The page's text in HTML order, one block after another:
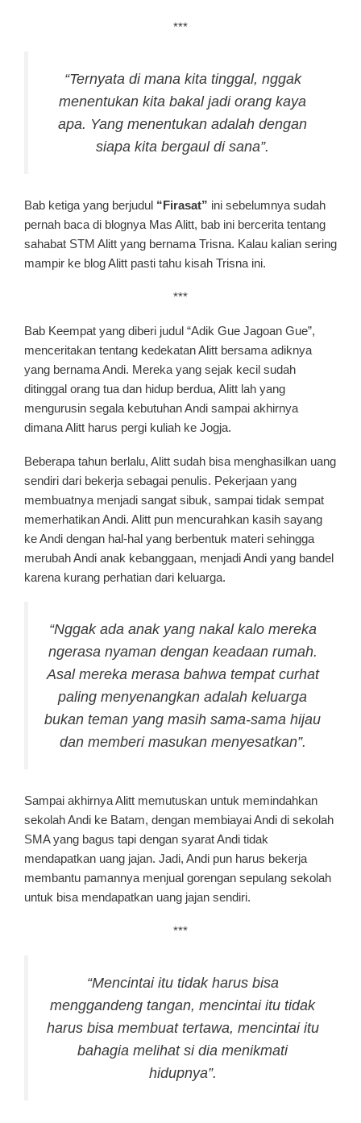
***
“Ternyata di mana kita tinggal, nggak
menentukan kita bakal jadi orang kaya
apa. Yang menentukan adalah dengan
siapa kita bergaul di sana”.
Bab ketiga yang berjudul “Firasat” ini sebelumnya sudah
pernah baca di blognya Mas Alitt, bab ini bercerita tentang
sahabat STM Alitt yang bernama Trisna. Kalau kalian sering
mampir ke blog Alitt pasti tahu kisah Trisna ini.
***
Bab Keempat yang diberi judul “Adik Gue Jagoan Gue”,
menceritakan tentang kedekatan Alitt bersama adiknya
yang bernama Andi. Mereka yang sejak kecil sudah
ditinggal orang tua dan hidup berdua, Alitt lah yang
mengurusin segala kebutuhan Andi sampai akhirnya
dimana Alitt harus pergi kuliah ke Jogja.
Beberapa tahun berlalu, Alitt sudah bisa menghasilkan uang
sendiri dari bekerja sebagai penulis. Pekerjaan yang
membuatnya menjadi sangat sibuk, sampai tidak sempat
memerhatikan Andi. Alitt pun mencurahkan kasih sayang
ke Andi dengan hal-hal yang berbentuk materi sehingga
merubah Andi anak kebanggaan, menjadi Andi yang bandel
karena kurang perhatian dari keluarga.
“Nggak ada anak yang nakal kalo mereka
ngerasa nyaman dengan keadaan rumah.
Asal mereka merasa bahwa tempat curhat
paling menyenangkan adalah keluarga
bukan teman yang masih sama-sama hijau
dan memberi masukan menyesatkan”.
Sampai akhirnya Alitt memutuskan untuk memindahkan
sekolah Andi ke Batam, dengan membiayai Andi di sekolah
SMA yang bagus tapi dengan syarat Andi tidak
mendapatkan uang jajan. Jadi, Andi pun harus bekerja
membantu pamannya menjual gorengan sepulang sekolah
untuk bisa mendapatkan uang jajan sendiri.
***
“Mencintai itu tidak harus bisa
menggandeng tangan, mencintai itu tidak
harus bisa membuat tertawa, mencintai itu
bahagia melihat si dia menikmati
hidupnya”.